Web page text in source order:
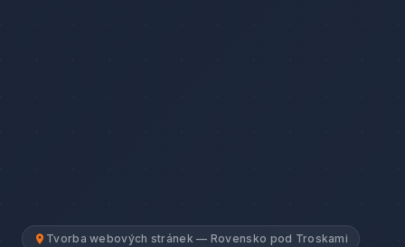
Tvorba webových stránek — Rovensko pod Troskami